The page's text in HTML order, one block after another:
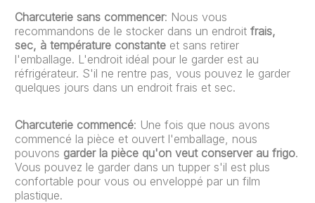
Charcuterie sans commencer: Nous vous
recommandons de le stocker dans un endroit frais,
sec, à température constante et sans retirer
l'emballage. L'endroit idéal pour le garder est au
réfrigérateur. S'il ne rentre pas, vous pouvez le garder
quelques jours dans un endroit frais et sec.
Charcuterie commencé: Une fois que nous avons
commencé la pièce et ouvert l'emballage, nous
pouvons garder la pièce qu'on veut conserver au frigo.
Vous pouvez le garder dans un tupper s'il est plus
confortable pour vous ou enveloppé par un film
plastique.